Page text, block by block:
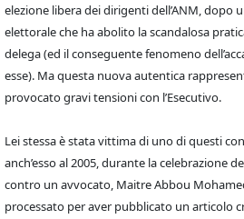
elezione libera dei dirigenti dell’ANM, dopo
elettorale che ha abolito la scandalosa
delega (ed il conseguente fenomeno
esse). Ma questa nuova autentica
provocato gravi tensioni con l’Esecutivo.
Lei stessa è stata vittima di uno di questi
anch’esso al 2005, durante la celebrazione
contro un avvocato, Maitre Abbou
processato per aver pubblicato un articolo